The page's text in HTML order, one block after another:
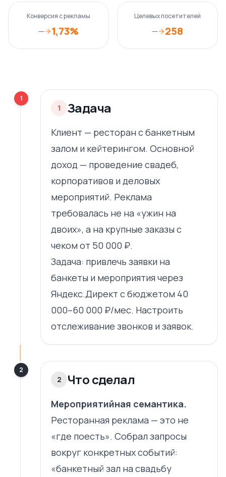
Конверсия с рекламы
— 1,73%
Целевых посетителей
— 258
1
1 Задача
Клиент — ресторан с банкетным
залом и кейтерингом. Основной
доход — проведение свадеб,
корпоративов и деловых
мероприятий. Реклама
требовалась не на «ужин на
двоих», а на крупные заказы с
чеком от 50 000 ₽.
Задача: привлечь заявки на
банкеты и мероприятия через
Яндекс.Директ с бюджетом 40
000–60 000 ₽/мес. Настроить
отслеживание звонков и заявок.
2
2 Что сделал
Мероприятийная семантика.
Ресторанная реклама — это не
«где поесть». Собрал запросы
вокруг конкретных событий:
«банкетный зал на свадьбу